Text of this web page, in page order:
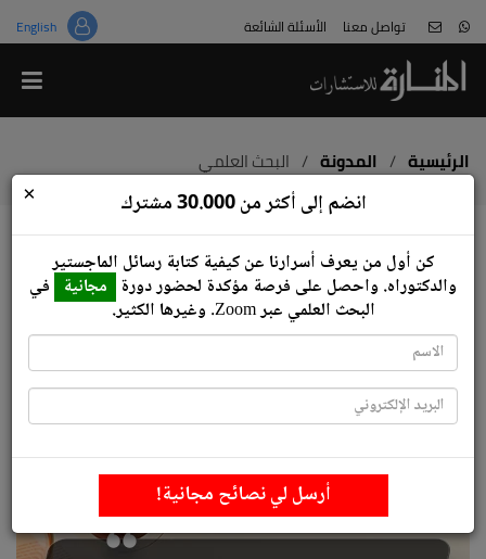
تواصل معنا الأسئلة الشائعة
English
من نحن
قالوا عنا
هل هذا غش؟
معلومات عن المختصين
لا تكن ضحية المواقع المخادعة
انضم للعمل معنا
الرئيسية / المدونة / البحث العلمي
البحث العلمي
انضم إلى أكثر من 30.000 مشترك ×
كن أول من يعرف أسرارنا عن كيفية كتابة رسائل ‏الماجستير
والدكتوراه.‏ واحصل على فرصة مؤكدة لحضور دورة مجانية في
البحث العلمي عبر ‏Zoom‏.‏ وغيرها الكثير.
أرسل لي نصائح مجانية!